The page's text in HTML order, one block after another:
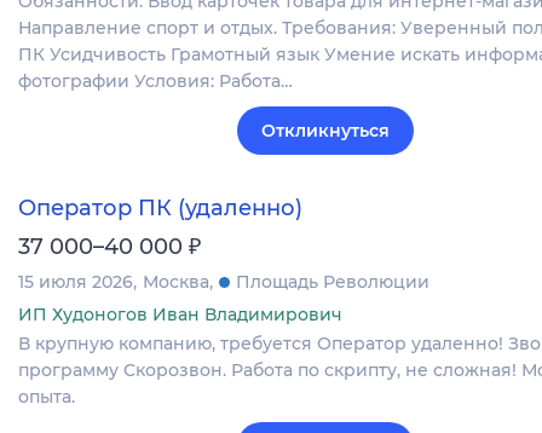
Направление спорт и отдых. Требования: Уверенный
ПК Усидчивость Грамотный язык Умение искать
фотографии Условия: Работа…
Откликнуться
Оператор ПК (удаленно)
37 000–40 000 ₽
15 июля 2026 Москва
Площадь Революции
ИП Худоногов Иван Владимирович
В крупную компанию, требуется Оператор удаленно!
программу Скорозвон. Работа по скрипту, не сложная!
опыта.